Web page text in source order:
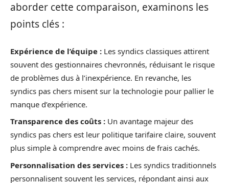
aborder cette comparaison, examinons les
points clés :
Expérience de l’équipe : Les syndics classiques attirent
souvent des gestionnaires chevronnés, réduisant le risque
de problèmes dus à l’inexpérience. En revanche, les
syndics pas chers misent sur la technologie pour pallier le
manque d’expérience.
Transparence des coûts : Un avantage majeur des
syndics pas chers est leur politique tarifaire claire, souvent
plus simple à comprendre avec moins de frais cachés.
Personnalisation des services : Les syndics traditionnels
personnalisent souvent les services, répondant ainsi aux